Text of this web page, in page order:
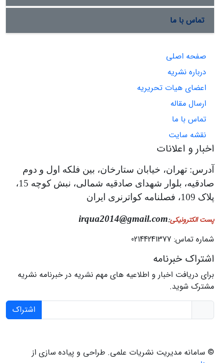
تماس با ما
صفحه اصلی
درباره نشریه
اعضای هیات تحریریه
ارسال مقاله
تماس با ما
نقشه سایت
اخبار و اعلانات
آدرس: تهران، خیابان ستارخان، بین فلکه اول و دوم
صادقیه، بلوار شهدای صادقیه شمالی، نبش کوچه 15،
پلاک 109، فصلنامه کواترنری ایران
پست الکترونیکی:
irqua2014@gmail.com
شماره تماس: 02144241377
اشتراک خبرنامه
برای دریافت اخبار و اطلاعیه های مهم نشریه در خبرنامه نشریه
مشترک شوید.
اشتراک
© سامانه مدیریت نشریات علمی. طراحی و پیاده سازی از